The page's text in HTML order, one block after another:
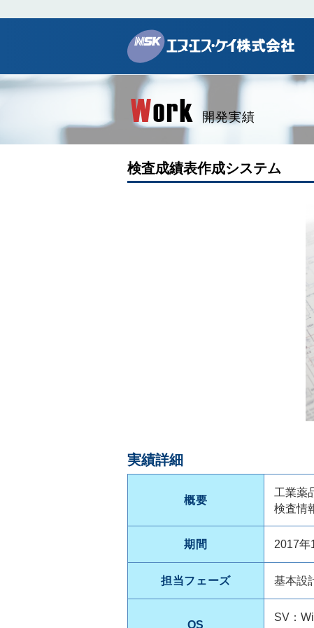
Work 開発実績
検査成績表作成システム
実績詳細
概要
工業薬
検査情
期間 2017年
担当フェーズ 基本設
OS
SV：